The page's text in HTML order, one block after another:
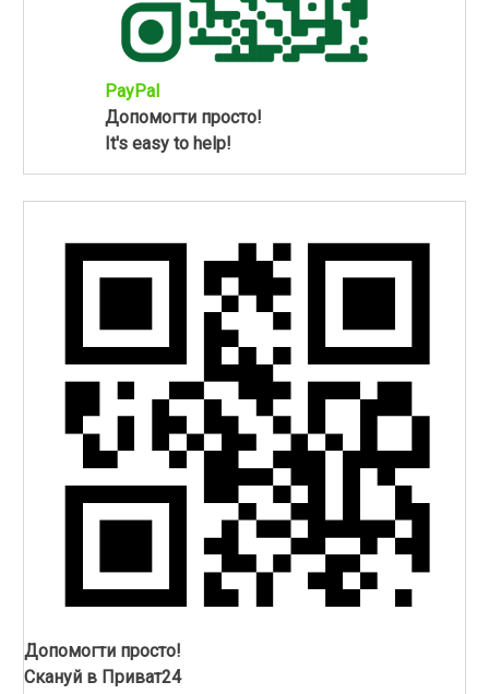
PayPal
Допомогти просто!
It's easy to help!
Допомогти просто!
Скануй в Приват24